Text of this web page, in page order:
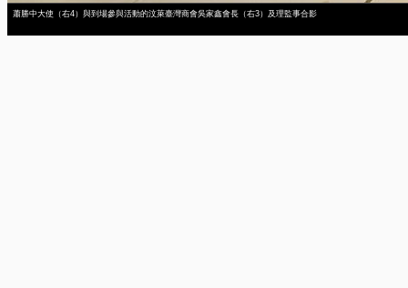
蕭勝中大使（右4）與到場參與活動的汶萊臺灣商會吳家鑫會長（右3）及理監事合影